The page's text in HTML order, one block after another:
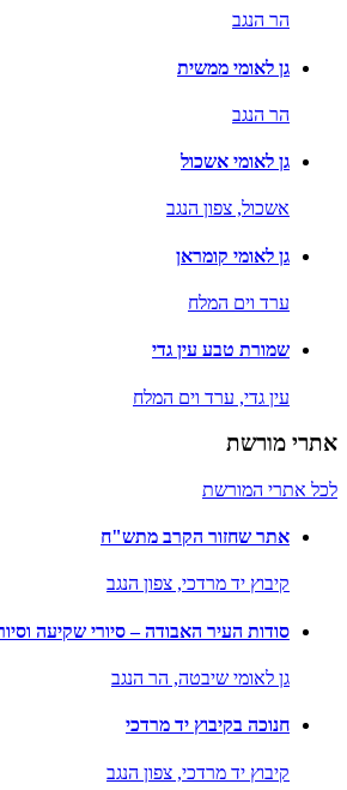
הר הנגב
גן לאומי ממשית
הר הנגב
גן לאומי אשכול
אשכול, צפון הנגב
גן לאומי קומראן
ערד וים המלח
שמורת טבע עין גדי
עין גדי, ערד וים המלח
אתרי מורשת
לכל אתרי המורשת
אתר שחזור הקרב מתש"ח
קיבוץ יד מרדכי, צפון הנגב
סודות העיר האבודה – סיורי שקיעה
גן לאומי שיבטה, הר הנגב
חנוכה בקיבוץ יד מרדכי
קיבוץ יד מרדכי, צפון הנגב